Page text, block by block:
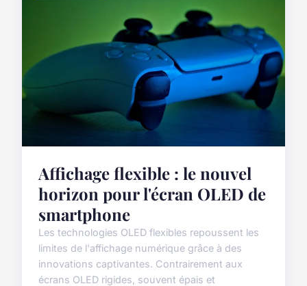
Affichage flexible : le nouvel
horizon pour l'écran OLED de
smartphone
Les technologies OLED flexibles repoussent les
limites de l'affichage numérique grâce à des
innovations captivantes. Contrairement aux
écrans OLED rigides, souvent épais et